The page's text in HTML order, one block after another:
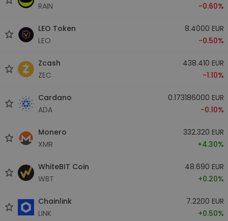
RAIN
-0.60%
LEO Token
LEO
8.4000 EUR
-0.50%
Zcash
ZEC
438.410 EUR
-1.10%
Cardano
ADA
0.173186000 EUR
-0.10%
Monero
XMR
332.320 EUR
+4.30%
WhiteBIT Coin
WBT
48.690 EUR
+0.20%
Chainlink
LINK
7.2200 EUR
+0.50%